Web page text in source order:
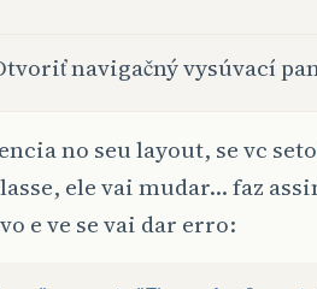
navigačný vysúvací
no seu layout, se vc
ele vai mudar… faz
e ve se vai dar erro: